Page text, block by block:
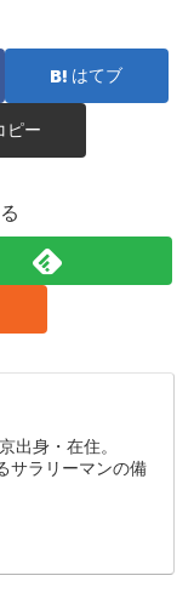
はてブ
ピー
出身・在住。
サラリーマンの備